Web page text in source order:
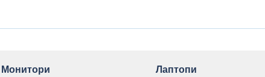
Монитори Лаптопи